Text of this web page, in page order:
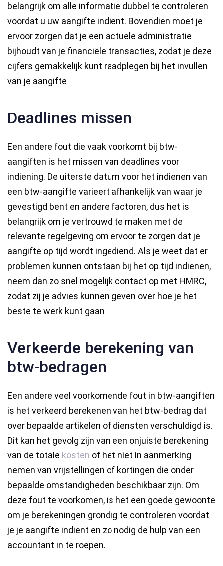
belangrijk om alle informatie dubbel te controleren
voordat u uw aangifte indient. Bovendien moet je
ervoor zorgen dat je een actuele administratie
bijhoudt van je financiële transacties, zodat je deze
cijfers gemakkelijk kunt raadplegen bij het invullen
van je aangifte
Deadlines missen
Een andere fout die vaak voorkomt bij btw-
aangiften is het missen van deadlines voor
indiening. De uiterste datum voor het indienen van
een btw-aangifte varieert afhankelijk van waar je
gevestigd bent en andere factoren, dus het is
belangrijk om je vertrouwd te maken met de
relevante regelgeving om ervoor te zorgen dat je
aangifte op tijd wordt ingediend. Als je weet dat er
problemen kunnen ontstaan bij het op tijd indienen,
neem dan zo snel mogelijk contact op met HMRC,
zodat zij je advies kunnen geven over hoe je het
beste te werk kunt gaan
Verkeerde berekening van
btw-bedragen
Een andere veel voorkomende fout in btw-aangiften
is het verkeerd berekenen van het btw-bedrag dat
over bepaalde artikelen of diensten verschuldigd is.
Dit kan het gevolg zijn van een onjuiste berekening
van de totale kosten of het niet in aanmerking
nemen van vrijstellingen of kortingen die onder
bepaalde omstandigheden beschikbaar zijn. Om
deze fout te voorkomen, is het een goede gewoonte
om je berekeningen grondig te controleren voordat
je je aangifte indient en zo nodig de hulp van een
accountant in te roepen.